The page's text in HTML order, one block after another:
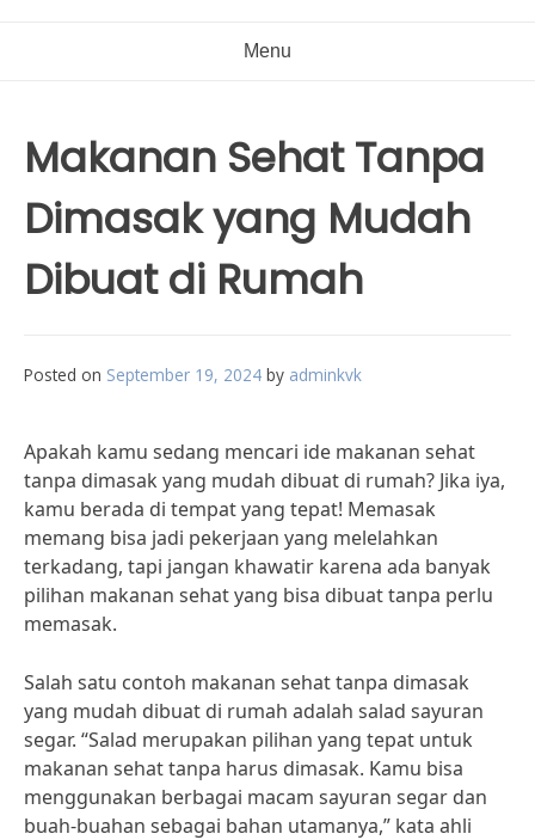
Menu
Makanan Sehat Tanpa
Dimasak yang Mudah
Dibuat di Rumah
Posted on September 19, 2024 by adminkvk
Apakah kamu sedang mencari ide makanan sehat
tanpa dimasak yang mudah dibuat di rumah? Jika iya,
kamu berada di tempat yang tepat! Memasak
memang bisa jadi pekerjaan yang melelahkan
terkadang, tapi jangan khawatir karena ada banyak
pilihan makanan sehat yang bisa dibuat tanpa perlu
memasak.
Salah satu contoh makanan sehat tanpa dimasak
yang mudah dibuat di rumah adalah salad sayuran
segar. “Salad merupakan pilihan yang tepat untuk
makanan sehat tanpa harus dimasak. Kamu bisa
menggunakan berbagai macam sayuran segar dan
buah-buahan sebagai bahan utamanya,” kata ahli